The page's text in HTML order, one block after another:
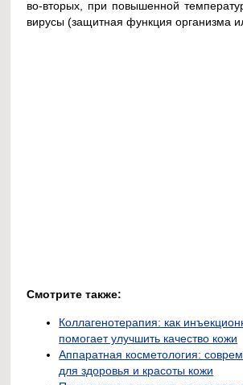
во-вторых, при повышенной
вирусы (защитная функция организма
Смотрите также:
Коллагенотерапия: как
помогает улучшить качество кожи
Аппаратная косметология:
для здоровья и красоты кожи